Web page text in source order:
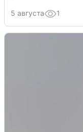
5 августа 1